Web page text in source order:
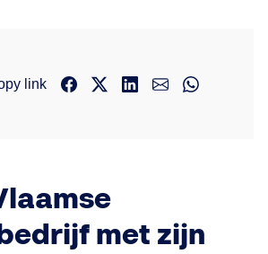
link
met zijn